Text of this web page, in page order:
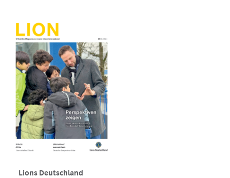
Lions Deutschland